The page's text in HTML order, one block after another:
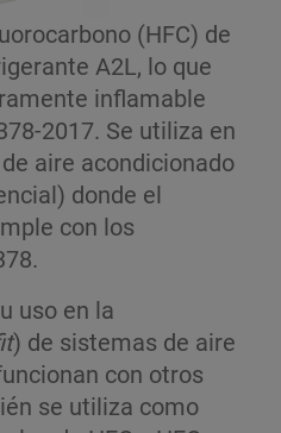
(HFC) de
A2L, lo que
inflamable
2017. Se utiliza en
aire acondicionado
donde el
con los
uso en la
) de sistemas de aire
con otros
se utiliza como